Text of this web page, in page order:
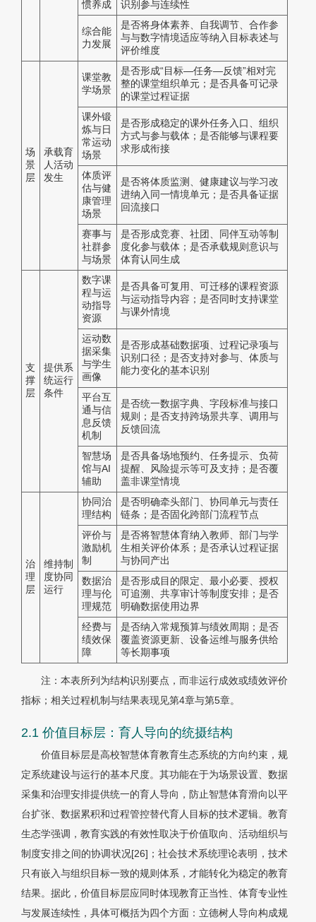
惯养成 识别参与连续性
综合能
力发展
是否将身体素养、自我调节、合作参
与与数字情境适应等纳入目标表述与
评价维度
场
景
层
承载育
人活动
发生
课堂教
学场景
是否形成“目标—任务—反馈”相对完
整的课堂组织单元；是否具备可记录
的课堂过程证据
课外锻
炼与日
常运动
场景
是否形成稳定的课外任务入口、组织
方式与参与载体；是否能够与课程要
求形成衔接
体质评
估与健
康管理
场景
是否将体质监测、健康建议与学习改
进纳入同一情境单元；是否具备证据
回流接口
赛事与
社群参
与场景
是否形成竞赛、社团、同伴互动等制
度化参与载体；是否承载规则意识与
体育认同生成
支
撑
层
提供系
统运行
条件
数字课
程与运
动指导
资源
是否具备可复用、可迁移的课程资源
与运动指导内容；是否同时支持课堂
与课外情境
运动数
据采集
与学生
画像
是否形成基础数据项、过程记录项与
识别口径；是否支持对参与、体质与
能力变化的基本识别
平台互
通与信
息反馈
机制
是否统一数据字典、字段标准与接口
规则；是否支持跨场景共享、调用与
反馈回流
智慧场
馆与AI
辅助
是否具备场地预约、任务提示、负荷
提醒、风险提示等可及支持；是否覆
盖非课堂情境
治
理
层
维持制
度协同
运行
协同治
理结构
是否明确牵头部门、协同单元与责任
链条；是否固化跨部门流程节点
评价与
激励机
制
是否将智慧体育纳入教师、部门与学
生相关评价体系；是否承认过程证据
与协同产出
数据治
理与伦
理规范
是否形成目的限定、最小必要、授权
可追溯、共享审计等制度安排；是否
明确数据使用边界
经费与
绩效保
障
是否纳入常规预算与绩效周期；是否
覆盖资源更新、设备运维与服务供给
等长期事项
注：本表所列为结构识别要点，而非运行成效或绩效评价
指标；相关过程机制与结果表现见第4章与第5章。
2.1 价值目标层：育人导向的统摄结构
价值目标层是高校智慧体育教育生态系统的方向约束，规
定系统建设与运行的基本尺度。其功能在于为场景设置、数据
采集和治理安排提供统一的育人导向，防止智慧体育滑向以平
台扩张、数据累积和过程管控替代育人目标的技术逻辑。教育
生态学强调，教育实践的有效性取决于价值取向、活动组织与
制度安排之间的协调状况[26]；社会技术系统理论表明，技术
只有嵌入与组织目标一致的规则体系，才能转化为稳定的教育
结果。据此，价值目标层应同时体现教育正当性、体育专业性
与发展连续性，具体可概括为四个方面：立德树人导向构成规